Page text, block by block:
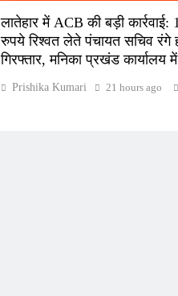
लातेहार में ACB की बड़ी कार्रवाई:
रुपये रिश्वत लेते पंचायत सचिव रंगे
गिरफ्तार, मनिका प्रखंड कार्यालय
Prishika Kumari 21 hours ago